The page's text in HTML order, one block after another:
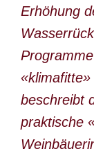
TEAM
Erhöhung
beschreibt
praktische